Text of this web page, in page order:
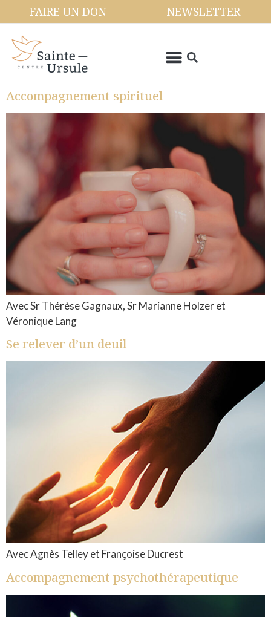
FAIRE UN DON NEWSLETTER
Accompagnement spirituel
Avec Sr Thérèse Gagnaux, Sr Marianne Holzer et
Véronique Lang
Se relever d’un deuil
Avec Agnès Telley et Françoise Ducrest
Accompagnement psychothérapeutique